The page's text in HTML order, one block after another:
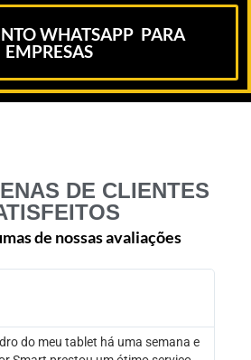
WHATSAPP PARA
EMPRESAS
DE CLIENTES
de nossas avaliações
do meu tablet há uma semana e